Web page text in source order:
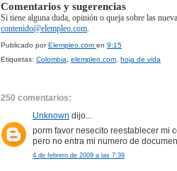
Comentarios y sugerencias
Si tiene alguna duda, opinión o queja sobre las
contenido@elempleo.com.
Publicado porElempleo.com en 9:15
Etiquetas: Colombia, elempleo.com, hoja de vida
250 comentarios:
Unknown dijo...
porm favor nesecito reestablecer mi
pero no entra mi numero de
4 de febrero de 2009 a las 7:39